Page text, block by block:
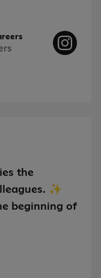
the
✨
beginning of